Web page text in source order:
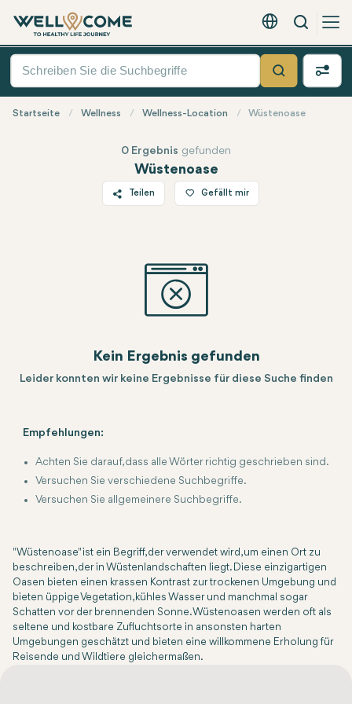
Deutsch - EUR
Suche
Quick
Suche
Startseite Wellness Wellness-Location Wüstenoase
Wüstenoase
0 Ergebnis gefunden
Teilen
WhatsApp
Gefällt mir
Kein Ergebnis gefunden
Leider konnten wir keine Ergebnisse für diese Suche finden
Empfehlungen:
Achten Sie darauf, dass alle Wörter richtig geschrieben sind.
Versuchen Sie verschiedene Suchbegriffe.
Versuchen Sie allgemeinere Suchbegriffe.
"Wüstenoase" ist ein Begriff, der verwendet wird, um einen Ort zu
beschreiben, der in Wüstenlandschaften liegt. Diese einzigartigen
Oasen bieten einen krassen Kontrast zur trockenen Umgebung und
bieten üppige Vegetation, kühles Wasser und manchmal sogar
Schatten vor der brennenden Sonne. Wüstenoasen werden oft als
seltene und kostbare Zufluchtsorte in ansonsten harten
Umgebungen geschätzt und bieten eine willkommene Erholung für
Reisende und Wildtiere gleichermaßen.